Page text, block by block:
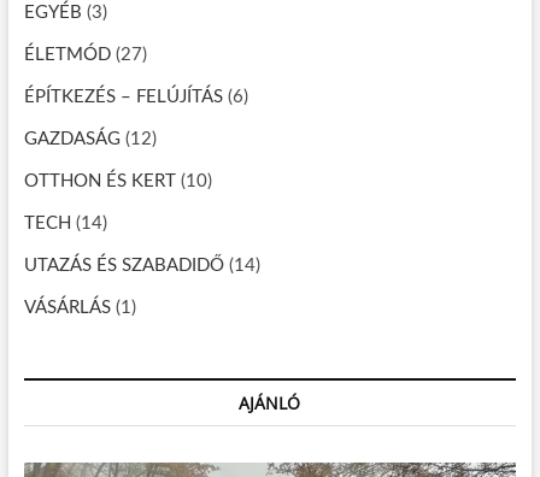
g
á
c
i
ó
EGYÉB (3)
ÉLETMÓD(27)
ÉPÍTKEZÉS – FELÚJÍTÁS(6)
GAZDASÁG (12)
OTTHON ÉS KERT (10)
TECH (14)
UTAZÁS ÉS SZABADIDŐ(14)
VÁSÁRLÁS(1)
AJÁNLÓ